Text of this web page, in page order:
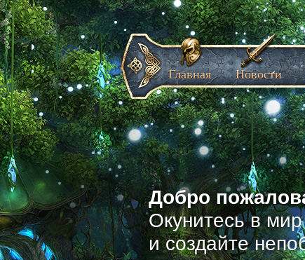
Добро
Окунитесь в
и создайте
Главная Новости